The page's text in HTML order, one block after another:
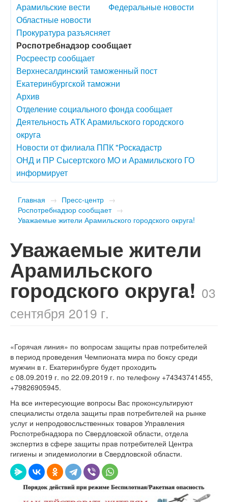
Арамильские вести
Федеральные новости
Областные новости
Прокуратура разъясняет
Роспотребнадзор сообщает
Росреестр сообщает
Верхнесалдинский таможенный пост
Екатеринбургской таможни
Архив
Отделение социального фонда сообщает
Деятельность АТК Арамильского городского
округа
Новости от филиала ППК "Роскадастр
ОНД и ПР Сысертского МО и Арамильского ГО
информирует
Главная → Пресс-центр →
Роспотребнадзор сообщает →
Уважаемые жители Арамильского городского округа!
Уважаемые жители
Арамильского
городского округа! 03
сентября 2019 г.
«Горячая линия» по вопросам защиты прав потребителей
в период проведения Чемпионата мира по боксу среди
мужчин в г. Екатеринбурге будет проходить
с 08.09.2019 г. по 22.09.2019 г. по телефону +74343741455,
+79826905945.
На все интересующие вопросы Вас проконсультируют
специалисты отдела защиты прав потребителей на рынке
услуг и непродовосльственных товаров Управления
Роспотребнадзора по Свердловской области, отдела
экспертиз в сфере защиты прав потребителей Центра
гигиены и эпидемиологии в Свердловской области.